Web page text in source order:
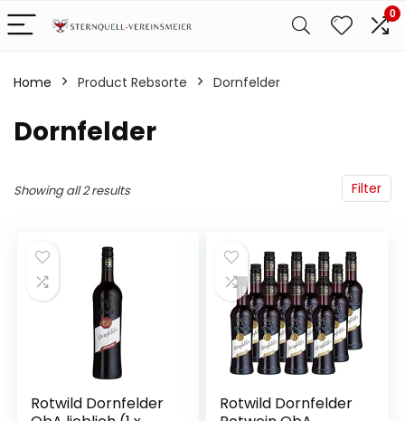
0
Home Product Rebsorte ‎Dornfelder
‎Dornfelder
Filter
Showing all 2 results
Rotwild Dornfelder
Rotwild Dornfelder